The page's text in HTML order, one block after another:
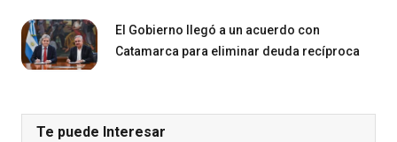
El Gobierno llegó a un acuerdo con
Catamarca para eliminar deuda recíproca
Te puede Interesar